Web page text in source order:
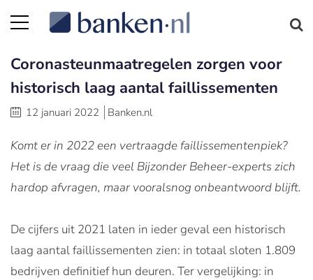
Coronasteunmaatregelen zorgen voor
historisch laag aantal faillissementen
12 januari 2022 Banken.nl
Komt er in 2022 een vertraagde faillissementenpiek?
Het is de vraag die veel Bijzonder Beheer-experts zich
hardop afvragen, maar vooralsnog onbeantwoord blijft.
De cijfers uit 2021 laten in ieder geval een historisch
laag aantal faillissementen zien: in totaal sloten 1.809
bedrijven definitief hun deuren. Ter vergelijking: in